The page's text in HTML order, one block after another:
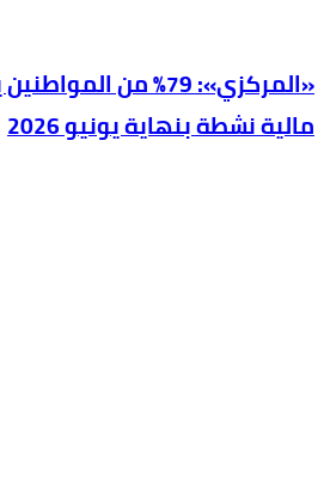
«المركزي»: 79% من
مالية نشطة بنهاية يونيو 2026